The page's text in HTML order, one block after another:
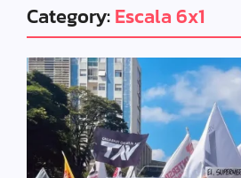
Category:Escala 6x1